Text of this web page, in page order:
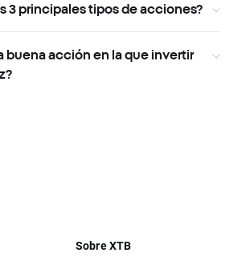
3 principales tipos de acciones?
buena acción en la que invertir
Sobre XTB